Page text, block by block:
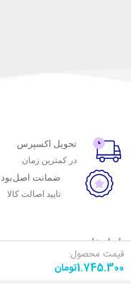
قیمت محصول:
تومان1.745.300
تحویل اکسپرس
در کمترین زمان
ضمانت
تایید اصالت کالا
با ماه خانوم
اتاق خبر ماه خانوم